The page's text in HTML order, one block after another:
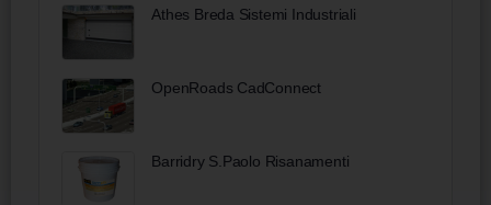
Athes Breda Sistemi Industriali
OpenRoads CadConnect
Barridry S.Paolo Risanamenti